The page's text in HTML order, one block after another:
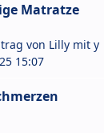
Matratze
von Lilly mit y
15:07